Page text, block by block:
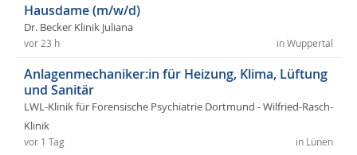
Hausdame (m/w/d)
Dr. Becker Klinik Juliana
in Wuppertal
vor 23 h
Anlagenmechaniker:in für Heizung, Klima, Lüftung
und Sanitär
LWL-Klinik für Forensische Psychiatrie Dortmund - Wilfried-Rasch-
Klinik
in Lünen
vor 1 Tag